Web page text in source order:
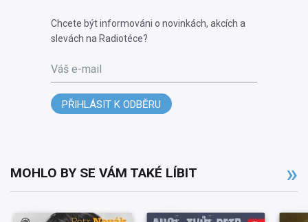
Chcete být informováni o novinkách, akcích a
slevách na Radiotéce?
Váš e-mail
PŘIHLÁSIT K ODBĚRU
MOHLO BY SE VÁM TAKÉ LÍBIT